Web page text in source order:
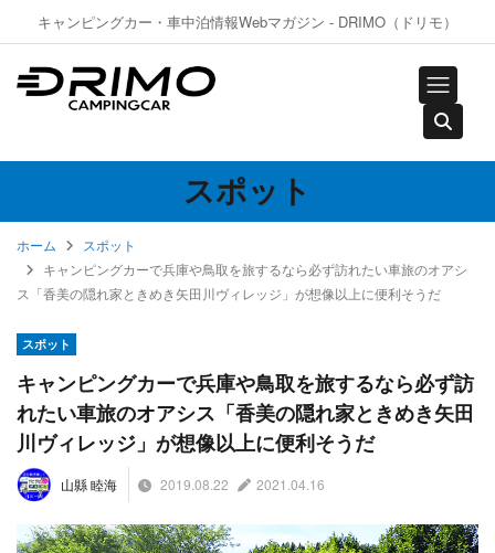
キャンピングカー・車中泊情報Webマガジン - DRIMO（ドリモ）
スポット
ホーム
スポット
キャンピングカーで兵庫や鳥取を旅するなら必ず訪れたい車旅のオアシ
ス「香美の隠れ家ときめき矢田川ヴィレッジ」が想像以上に便利そうだ
スポット
キャンピングカーで兵庫や鳥取を旅するなら必ず訪
れたい車旅のオアシス「香美の隠れ家ときめき矢田
川ヴィレッジ」が想像以上に便利そうだ
山縣 睦海 2019.08.22 2021.04.16